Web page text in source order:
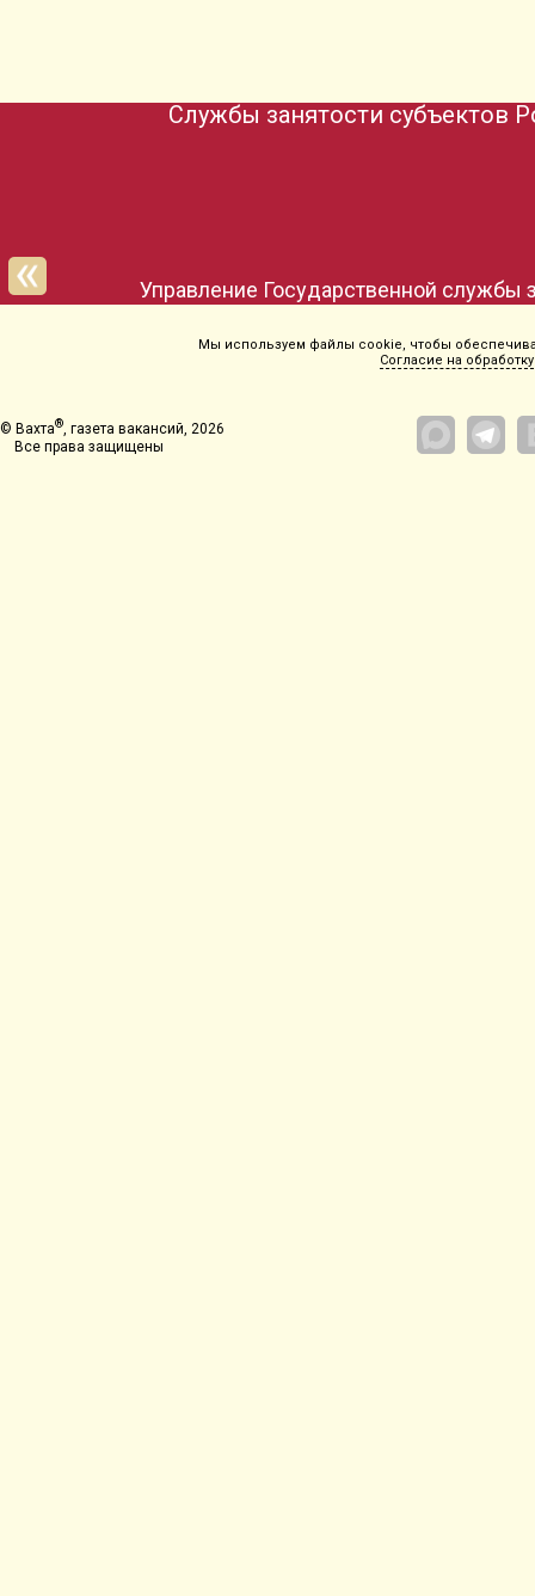
Управление Государственной службы
Службы занятости субъектов
Мы используем файлы cookie, чтобы
Согласие на обработку
© Вахта® , газета вакансий, 2026
Все права защищены